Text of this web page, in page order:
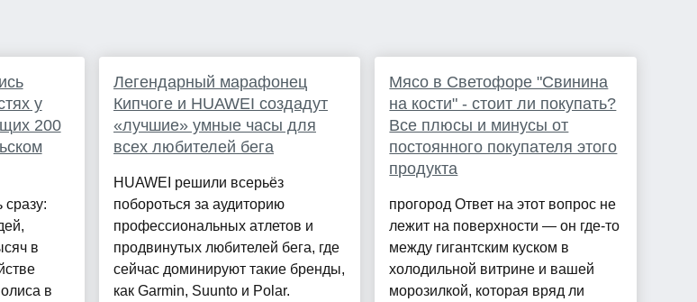
у
200
сразу:
в
в
Легендарный марафонец
Кипчоге и HUAWEI создадут
«лучшие» умные часы для
всех любителей бега
HUAWEI решили всерьёз
побороться за аудиторию
профессиональных атлетов и
продвинутых любителей бега, где
сейчас доминируют такие бренды,
как Garmin, Suunto и Polar.
Мясо в Светофоре "Свинина
на кости" - стоит ли покупать?
Все плюсы и минусы от
постоянного покупателя этого
продукта
прогород Ответ на этот вопрос не
лежит на поверхности — он где-то
между гигантским куском в
холодильной витрине и вашей
морозилкой, которая вряд ли